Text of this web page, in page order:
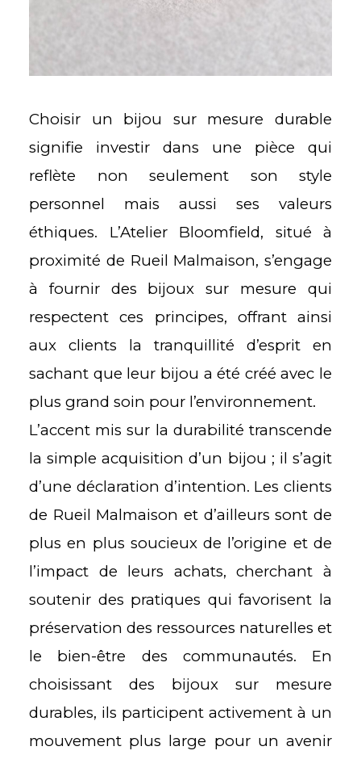
Choisir un bijou sur mesure durable
signifie investir dans une pièce qui
reflète non seulement son style
personnel mais aussi ses valeurs
éthiques. L’Atelier Bloomfield, situé à
proximité de Rueil Malmaison, s’engage
à fournir des bijoux sur mesure qui
respectent ces principes, offrant ainsi
aux clients la tranquillité d’esprit en
sachant que leur bijou a été créé avec le
plus grand soin pour l’environnement.
L’accent mis sur la durabilité transcende
la simple acquisition d’un bijou ; il s’agit
d’une déclaration d’intention. Les clients
de Rueil Malmaison et d’ailleurs sont de
plus en plus soucieux de l’origine et de
l’impact de leurs achats, cherchant à
soutenir des pratiques qui favorisent la
préservation des ressources naturelles et
le bien-être des communautés. En
choisissant des bijoux sur mesure
durables, ils participent activement à un
mouvement plus large pour un avenir